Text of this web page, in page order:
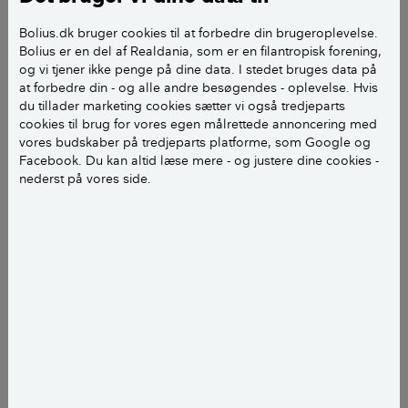
Bolius.dk bruger cookies til at forbedre din brugeroplevelse.
Bolius er en del af Realdania, som er en filantropisk forening,
og vi tjener ikke penge på dine data. I stedet bruges data på
at forbedre din - og alle andre besøgendes - oplevelse. Hvis
du tillader marketing cookies sætter vi også tredjeparts
cookies til brug for vores egen målrettede annoncering med
vores budskaber på tredjeparts platforme, som Google og
Facebook. Du kan altid læse mere - og justere dine cookies -
nederst på vores side.
få rummet ned på et fugtigheden ned på 40%.
Men den får ikke fugtigheden længere ned,
og samler omtrent 1 lille dl vand om dagen. Virker
affugteren ikke
optimalt, eller fungerer det ikke helt op den måde?
Mvh Anders H